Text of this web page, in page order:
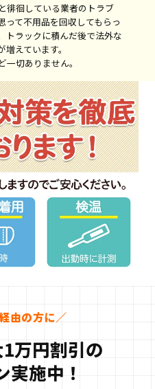
徘徊している業者のトラブ
って不用品を回収してもらっ
トラックに積んだ後で法外な
えています。
切ありません。
由の方に／
万円割引の
実施中！